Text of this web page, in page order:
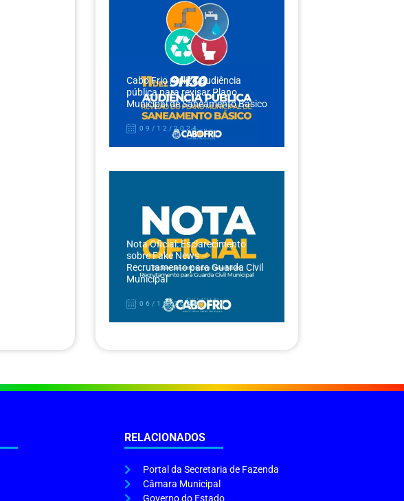
Cabo Frio realiza audiência
pública para revisar Plano
Municipal de Saneamento Básico
09/12/2024
Nota Oficial: Esclarecimento
sobre Fake News –
Recrutamento para Guarda Civil
Municipal
06/12/2024
RELACIONADOS
Portal da Secretaria de Fazenda
Câmara Municipal
Governo do Estado